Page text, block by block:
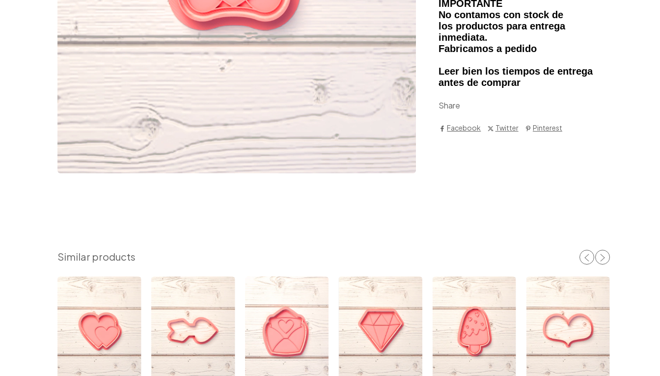
IMPORTANTE
No contamos con stock de
los productos para entrega
inmediata.
Fabricamos a pedido
Leer bien los tiempos de entrega
antes de comprar
Share
Facebook Twitter Pinterest
Similar products